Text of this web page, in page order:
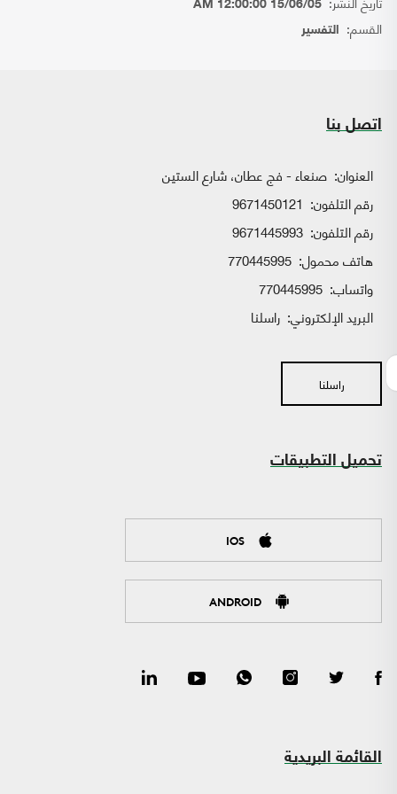
15/06/05 12:00:00 AM
القسم: التفسير
اتصل بنا
العنوان: صنعاء - فج عطان، شارع الستين
رقم التلفون: 9671450121
رقم التلفون: 9671445993
هاتف محمول: 770445995
واتساب:
البريد الإلكتروني: راسلنا
راسلنا
تحميل التطبيقات
IOS
ANDROID
القائمة البريدية